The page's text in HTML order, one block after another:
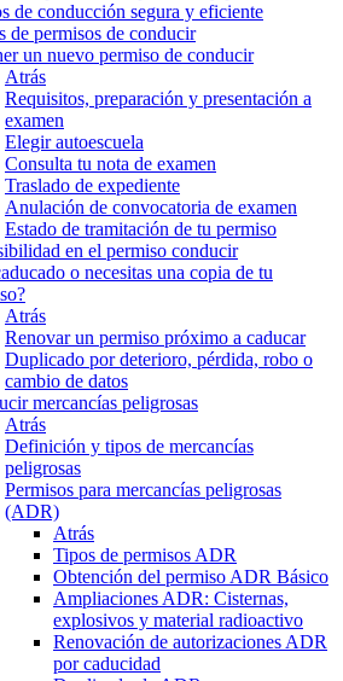
de conducción segura y eficiente
de permisos de conducir
un nuevo permiso de conducir
Atrás
Requisitos, preparación y presentación a
examen
Elegir autoescuela
Consulta tu nota de examen
Traslado de expediente
Anulación de convocatoria de examen
Estado de tramitación de tu permiso
en el permiso conducir
o necesitas una copia de tu
Atrás
Renovar un permiso próximo a caducar
Duplicado por deterioro, pérdida, robo o
cambio de datos
mercancías peligrosas
Atrás
Definición y tipos de mercancías
peligrosas
Permisos para mercancías peligrosas
(ADR)
Atrás
Tipos de permisos ADR
Obtención del permiso ADR Básico
Ampliaciones ADR: Cisternas,
explosivos y material radioactivo
Renovación de autorizaciones ADR
por caducidad